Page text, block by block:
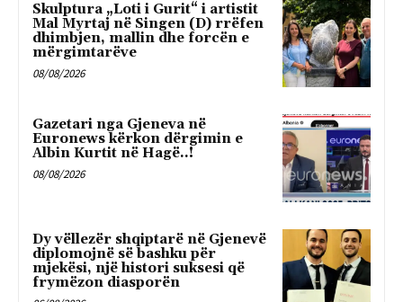
Skulptura „Loti i Gurit“ i artistit
Mal Myrtaj në Singen (D) rrëfen
dhimbjen, mallin dhe forcën e
mërgimtarëve
08/08/2026
Gazetari nga Gjeneva në
Euronews kërkon dërgimin e
Albin Kurtit në Hagë..!
08/08/2026
Dy vëllezër shqiptarë në Gjenevë
diplomojnë së bashku për
mjekësi, një histori suksesi që
frymëzon diasporën